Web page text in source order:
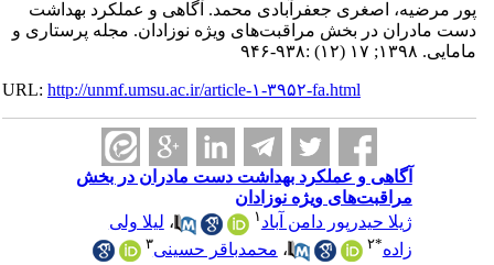
پور مرضیه، اصغری جعفرآبادی محمد. آگاهی و عملکرد بهداشت
دست مادران در بخش مراقبت‌های ویژه نوزادان. مجله پرستاری و
مامایی. ۱۳۹۸; ۱۷ (۱۲) :۹۳۸-۹۴۶
URL:http://unmf.umsu.ac.ir/article-۱-۳۹۵۲-fa.html
آگاهی و عملکرد بهداشت دست مادران در بخش
مراقبت‌های ویژه نوزادان
ژیلا حیدرپور دامن آباد۱ ،لیلا ولی
زاده
۲ ،محمدباقر حسینی